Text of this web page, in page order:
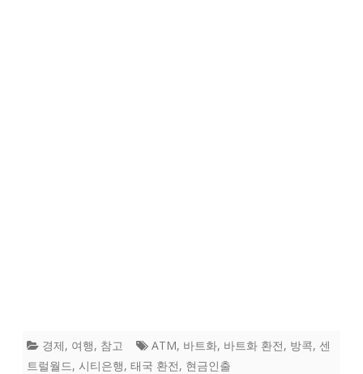
경제, 여행, 참고 ATM, 바트화, 바트화 환전, 방콕, 센
트럴월드, 시티은행, 태국 환전, 현금인출